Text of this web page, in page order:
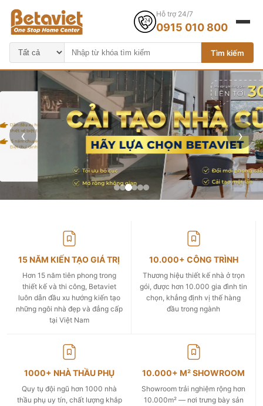
Tìm kiếm
Hỗ trợ 24/7
0915 010 800
‹ ›
15 NĂM KIẾN TẠO GIÁ TRỊ
Hơn 15 năm tiên phong trong
thiết kế và thi công, Betaviet
luôn dẫn đầu xu hướng kiến tạo
những ngôi nhà đẹp và đẳng cấp
tại Việt Nam
10.000+ CÔNG TRÌNH
Thương hiệu thiết kế nhà ở trọn
gói, được hơn 10.000 gia đình tin
chọn, khẳng định vị thế hàng
đầu trong ngành
1000+ NHÀ THẦU PHỤ
Quy tụ đội ngũ hơn 1000 nhà
thầu phụ uy tín, chất lượng khắp
10.000+ M² SHOWROOM
Showroom trải nghiệm rộng hơn
10.000m² — nơi trưng bày sản